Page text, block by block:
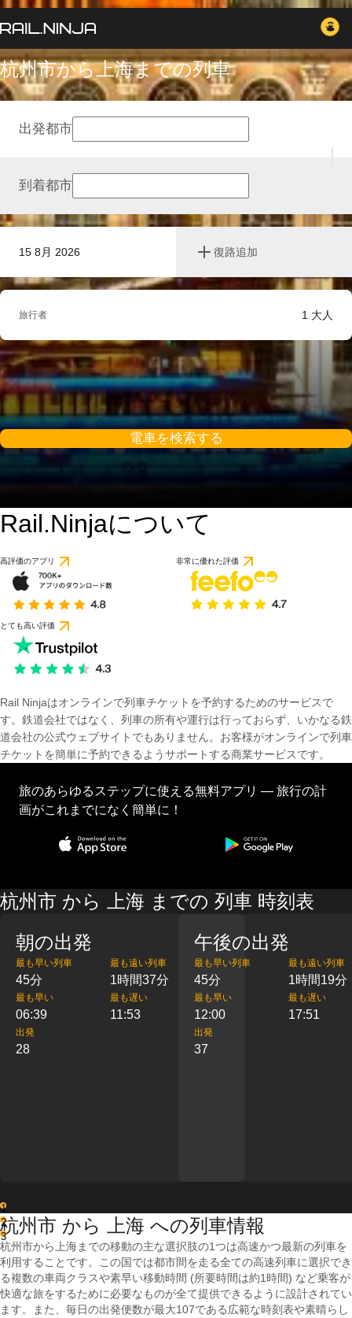
杭州市から上海までの列車
15 8月 2026 復路追加
出発都市
到着都市
旅行者 1 大人
電車を検索する
Rail.Ninjaについて
高評価のアプリ 非常に優れた評価
とても高い評価
Rail Ninjaはオンラインで列車チケットを予約するためのサービスで
す。鉄道会社ではなく、列車の所有や運行は行っておらず、いかなる鉄
道会社の公式ウェブサイトでもありません。お客様がオンラインで列車
チケットを簡単に予約できるようサポートする商業サービスです。
旅のあらゆるステップに使える無料アプリ — 旅行の計
画がこれまでになく簡単に！
杭州市 から 上海 までの 列車 時刻表
朝の出発
最も早い列車
45分
最も遠い列車
1時間37分
最も早い
06:39
最も遅い
11:53
出発
28
午後の出発
最も早い列車
45分
最も遠い列車
1時間19分
最も早い
12:00
最も遅い
17:51
出発
37
1
2
3
杭州市 から 上海 への列車情報
杭州市から上海までの移動の主な選択肢の1つは高速かつ最新の列車を
利用することです。この国では都市間を走る全ての高速列車に選択でき
る複数の車両クラスや素早い移動時間 (所要時間は約1時間) など乗客が
快適な旅をするために必要なものが全て提供できるように設計されてい
ます。また、毎日の出発便数が最大107である広範な時刻表や素晴らし
55件のレビューに基